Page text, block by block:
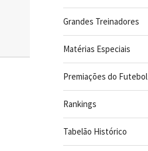
Grandes Treinadores
Matérias Especiais
Premiações do Futebol
Rankings
Tabelão Histórico